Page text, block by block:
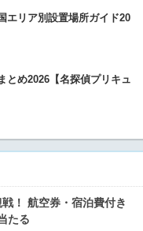
エリア別設置場所ガイド20
とめ2026【名探偵プリキュ
！ 航空券・宿泊費付き
たる